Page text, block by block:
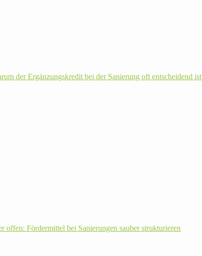
der Ergän­zungs­kredit bei der Sanie­rung oft ent­schei­dend ist
offen: För­der­mittel bei Sanie­rungen sauber strukturieren